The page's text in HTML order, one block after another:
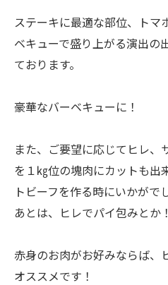
ステーキに最適な部位、トマ
ベキューで盛り上がる演出の
ております。
豪華なバーベキューに！
また、ご要望に応じてヒレ、
を１㎏位の塊肉にカットも出
トビーフを作る時にいかがで
あとは、ヒレでパイ包みとか！
赤身のお肉がお好みならば、
オススメです！